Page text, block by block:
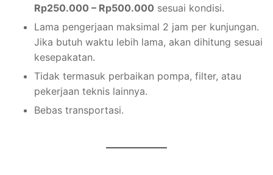
Rp250.000 – Rp500.000 sesuai kondisi.
Lama pengerjaan maksimal 2 jam per kunjungan.
Jika butuh waktu lebih lama, akan dihitung sesuai
kesepakatan.
Tidak termasuk perbaikan pompa, filter, atau
pekerjaan teknis lainnya.
Bebas transportasi.